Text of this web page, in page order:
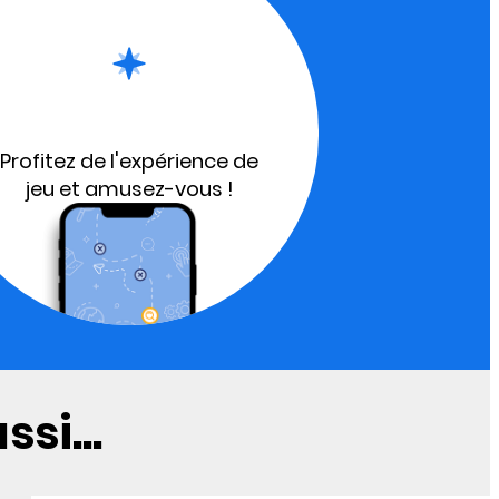
Profitez de l'expérience de
jeu et amusez-vous !